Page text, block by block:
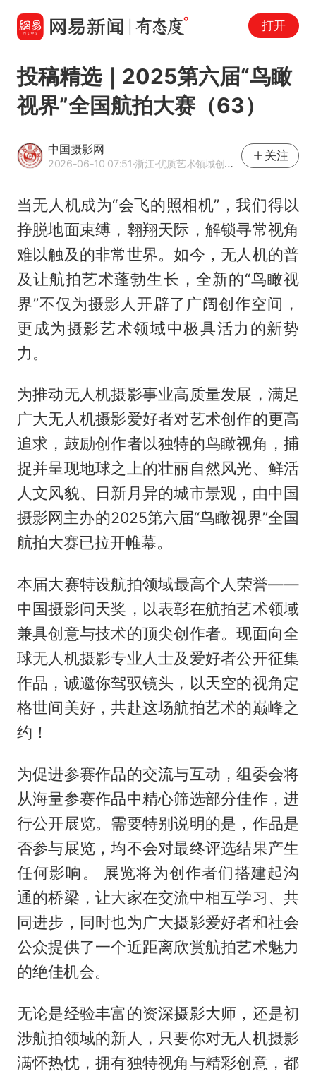
打开
投稿精选｜2025第六届“鸟瞰
视界”全国航拍大赛（63）
中国摄影网
2026-06-10 07:51·浙江·优质艺术领域创作者
关注
当无人机成为“会飞的照相机”，我们得以
挣脱地面束缚，翱翔天际，解锁寻常视角
难以触及的非常世界。如今，无人机的普
及让航拍艺术蓬勃生长，全新的“鸟瞰视
界”不仅为摄影人开辟了广阔创作空间，
更成为摄影艺术领域中极具活力的新势
力。
为推动无人机摄影事业高质量发展，满足
广大无人机摄影爱好者对艺术创作的更高
追求，鼓励创作者以独特的鸟瞰视角，捕
捉并呈现地球之上的壮丽自然风光、鲜活
人文风貌、日新月异的城市景观，由中国
摄影网主办的2025第六届“鸟瞰视界”全国
航拍大赛已拉开帷幕。
本届大赛特设航拍领域最高个人荣誉——
中国摄影问天奖，以表彰在航拍艺术领域
兼具创意与技术的顶尖创作者。现面向全
球无人机摄影专业人士及爱好者公开征集
作品，诚邀你驾驭镜头，以天空的视角定
格世间美好，共赴这场航拍艺术的巅峰之
约！
为促进参赛作品的交流与互动，组委会将
从海量参赛作品中精心筛选部分佳作，进
行公开展览。需要特别说明的是，作品是
否参与展览，均不会对最终评选结果产生
任何影响。 展览将为创作者们搭建起沟
通的桥梁，让大家在交流中相互学习、共
同进步，同时也为广大摄影爱好者和社会
公众提供了一个近距离欣赏航拍艺术魅力
的绝佳机会。
无论是经验丰富的资深摄影大师，还是初
涉航拍领域的新人，只要你对无人机摄影
满怀热忱，拥有独特视角与精彩创意，都